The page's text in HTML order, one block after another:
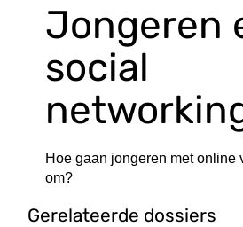
Jongeren
social
Hoe gaan jongeren met online
om?
Gerelateerde dossiers